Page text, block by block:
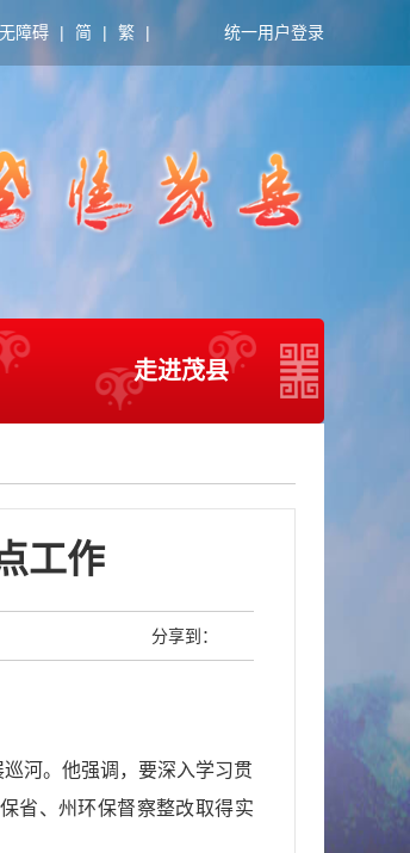
无障碍 | 简 | 繁 | 统一用户登录
走进茂县
工作
分享到：
河。他强调，要深入学习贯
省、州环保督察整改取得实